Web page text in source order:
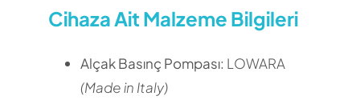
Cihaza Ait Malzeme Bilgileri
Alçak Basınç Pompası: LOWARA
(Made in Italy)